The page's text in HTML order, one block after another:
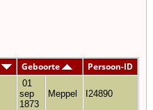
Geboorte Persoon-ID
01
sep
1873
Meppel I24890